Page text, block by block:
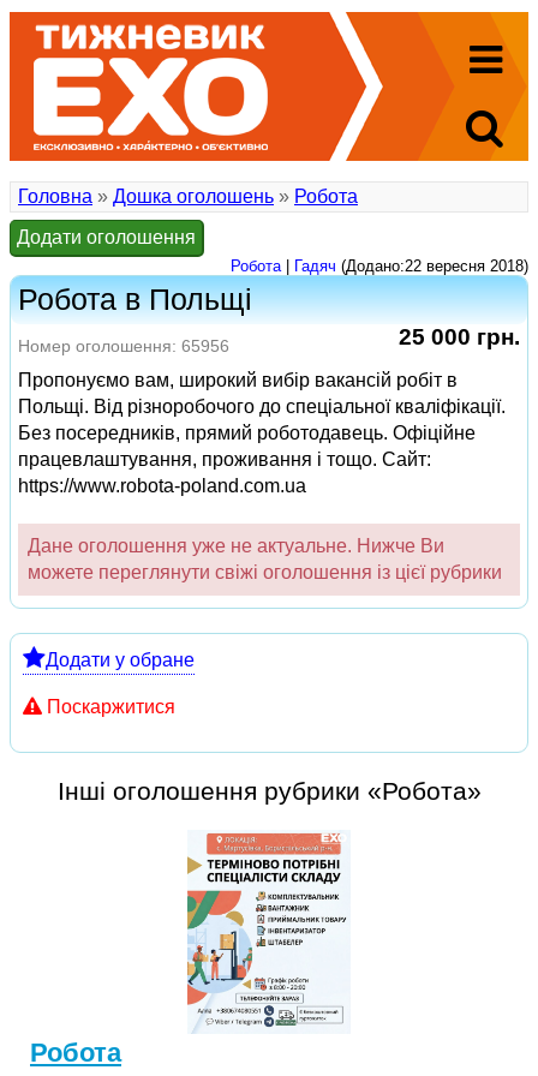
Головна » Дошка оголошень » Робота
Додати оголошення
Робота| Гадяч (Додано:22 вересня 2018)
Робота в Польщі
25 000 грн.
Номер оголошення: 65956
Пропонуємо вам, широкий вибір вакансій робіт в
Польщі. Від різноробочого до спеціальної кваліфікації.
Без посередників, прямий роботодавець. Офіційне
працевлаштування, проживання і тощо. Сайт:
https://www.robota-poland.com.ua
Дане оголошення уже не актуальне. Нижче Ви
можете переглянути свіжі оголошення із цієї рубрики
Додати у обране
Поскаржитися
Інші оголошення рубрики «Робота»
Робота